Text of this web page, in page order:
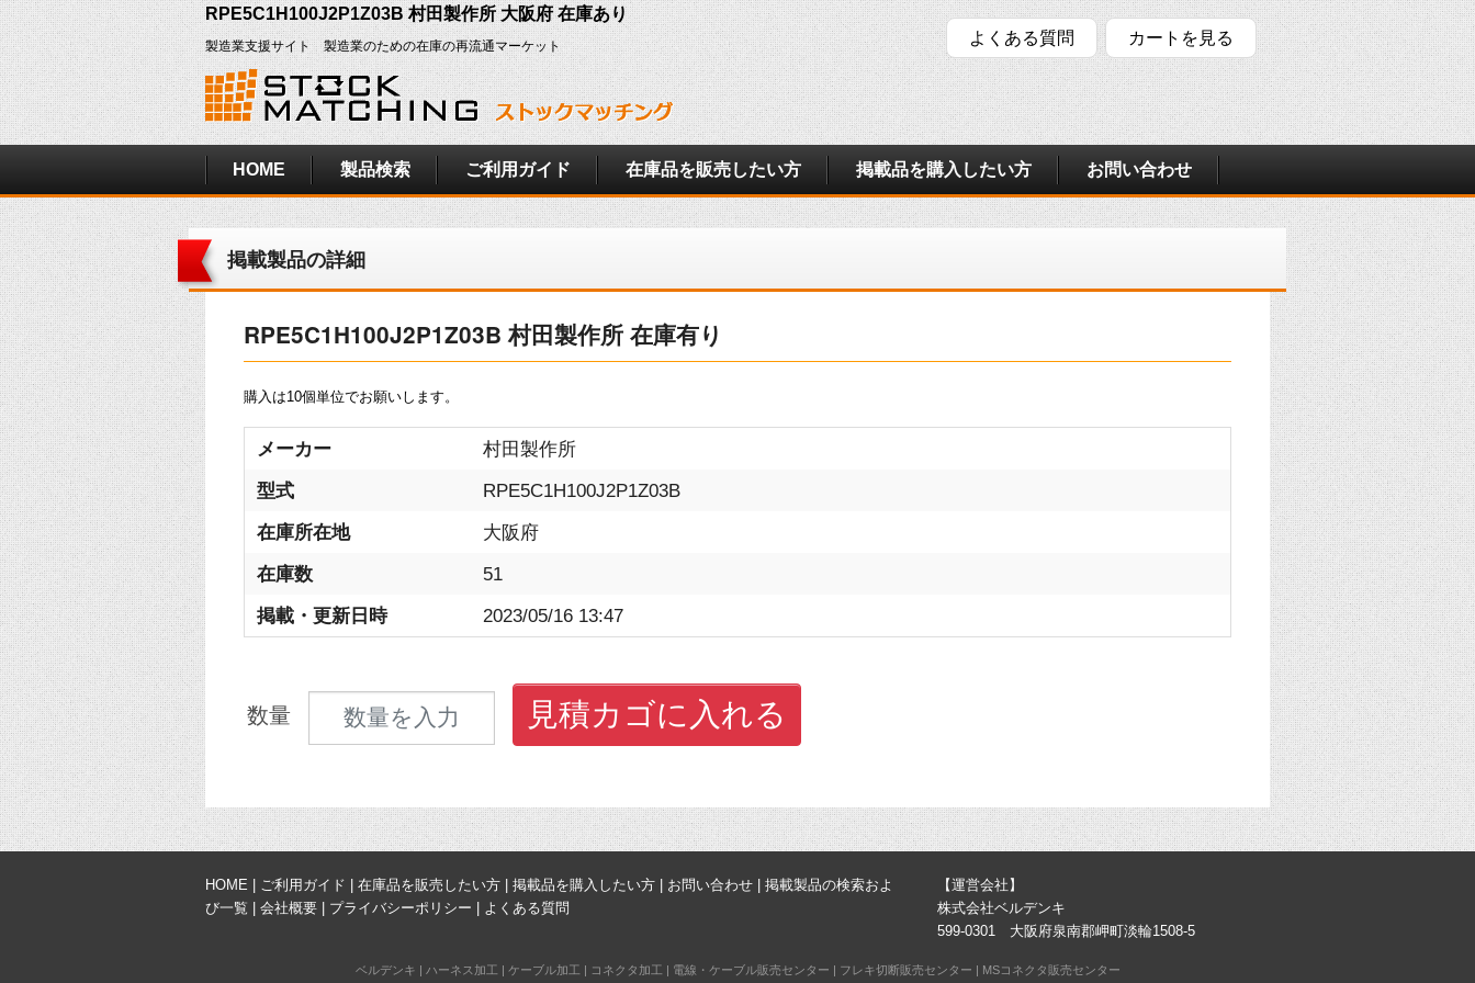
RPE5C1H100J2P1Z03B 村田製作所 大阪府 在庫あり
製造業支援サイト 製造業のための在庫の再流通マーケット よくある質問 カートを見る
HOME 製品検索 ご利用ガイド 在庫品を販売したい方 掲載品を購入したい方 お問い合わせ
掲載製品の詳細
RPE5C1H100J2P1Z03B 村田製作所 在庫有り
購入は10個単位でお願いします。
メーカー
村田製作所
型式
RPE5C1H100J2P1Z03B
在庫所在地
大阪府
在庫数
51
掲載・更新日時
2023/05/16 13:47
数量
見積数量 見積カゴに入れる
HOME ご利用ガイド 在庫品を販売したい方 掲載品を購入したい方 お問い合わせ
掲載製品の検索およ
び一覧
会社概要 プライバシーポリシー よくある質問
【運営会社】
株式会社ベルデンキ
599-0301 大阪府泉南郡岬町淡輪1508-5
ベルデンキ | ハーネス加工 | ケーブル加工 | コネクタ加工 | 電線・ケーブル販売センター | フレキ切断販売センター | MSコネクタ販売センター